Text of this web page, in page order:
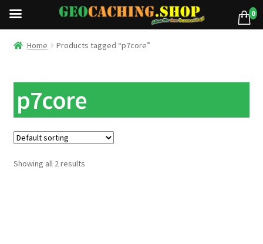
Home Products tagged “p7core”
p7core
Showing all 2 results
0